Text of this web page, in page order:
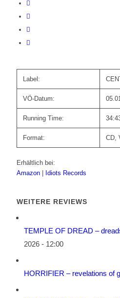
Label:
VÖ-Datum:
Running Time:
Format: CD,
Erhältlich bei:
Amazon
Idiots Records
WEITERE REVIEWS
TEMPLE OF DREAD –
2026 - 12:00
HORRIFIER – revelations of